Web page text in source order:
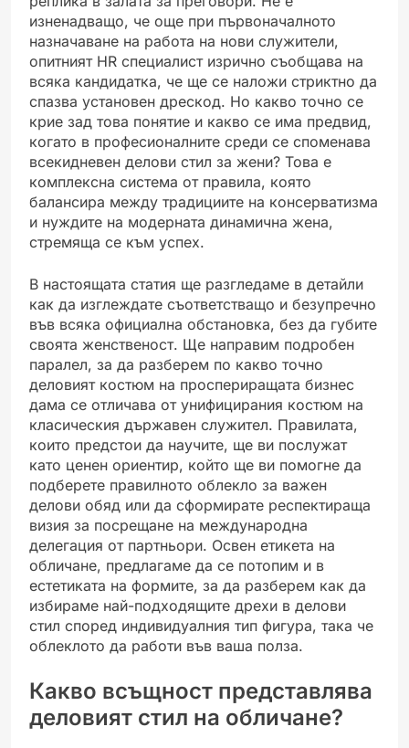
изненадващо, че още при първоначалното
назначаване на работа на нови служители,
опитният HR специалист изрично съобщава на
всяка кандидатка, че ще се наложи стриктно да
спазва установен дрескод. Но какво точно се
крие зад това понятие и какво се има предвид,
когато в професионалните среди се споменава
всекидневен делови стил за жени? Това е
комплексна система от правила, която
балансира между традициите на консерватизма
и нуждите на модерната динамична жена,
стремяща се към успех.
В настоящата статия ще разгледаме в детайли
как да изглеждате съответстващо и безупречно
във всяка официална обстановка, без да губите
своята женственост. Ще направим подробен
паралел, за да разберем по какво точно
деловият костюм на проспериращата бизнес
дама се отличава от унифицирания костюм на
класическия държавен служител. Правилата,
които предстои да научите, ще ви послужат
като ценен ориентир, който ще ви помогне да
подберете правилното облекло за важен
делови обяд или да сформирате респектираща
визия за посрещане на международна
делегация от партньори. Освен етикета на
обличане, предлагаме да се потопим и в
естетиката на формите, за да разберем как да
избираме най-подходящите дрехи в делови
стил според индивидуалния тип фигура, така че
облеклото да работи във ваша полза.
Какво всъщност представлява
деловият стил на обличане?